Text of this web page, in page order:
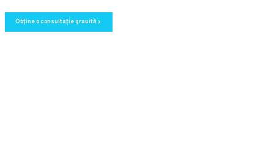
Obține o consultație grauită chevron_right